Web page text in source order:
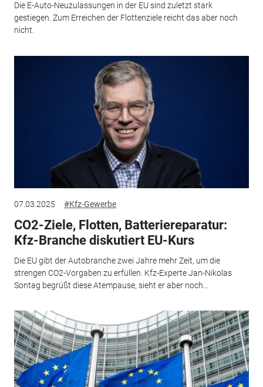
Die E-Auto-Neuzulassungen in der EU sind zuletzt stark
gestiegen. Zum Erreichen der Flottenziele reicht das aber noch
nicht.
07.03.2025 #Kfz-Gewerbe
CO2-Ziele, Flotten, Batteriereparatur:
Kfz-Branche diskutiert EU-Kurs
Die EU gibt der Autobranche zwei Jahre mehr Zeit, um die
strengen CO2-Vorgaben zu erfüllen. Kfz-Experte Jan-Nikolas
Sontag begrüßt diese Atempause, sieht er aber noch...